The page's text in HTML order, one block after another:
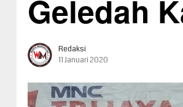
Geledah
Redaksi
11 Januari 2020